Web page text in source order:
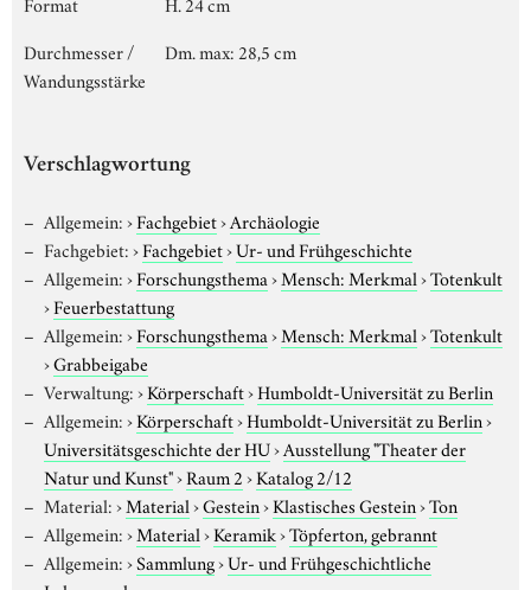
Durchmesser /
Wandungsstärke
Dm. max: 28,5 cm
Verschlagwortung
Allgemein:›Fachgebiet›Archäologie
Fachgebiet:›Fachgebiet›Ur- und Frühgeschichte
Allgemein:›Forschungsthema›Mensch: Merkmal›Totenkult
›Feuerbestattung
Allgemein:›Forschungsthema›Mensch: Merkmal›Totenkult
›Grabbeigabe
Verwaltung:›Körperschaft›Humboldt-Universität zu Berlin
Allgemein:›Körperschaft›Humboldt-Universität zu Berlin›
Universitätsgeschichte der HU›Ausstellung "Theater der
Natur und Kunst"›Raum 2›Katalog 2/12
Material:›Material›Gestein›Klastisches Gestein›Ton
Allgemein:›Material›Keramik›Töpferton, gebrannt
Allgemein:›Sammlung›Ur- und Frühgeschichtliche